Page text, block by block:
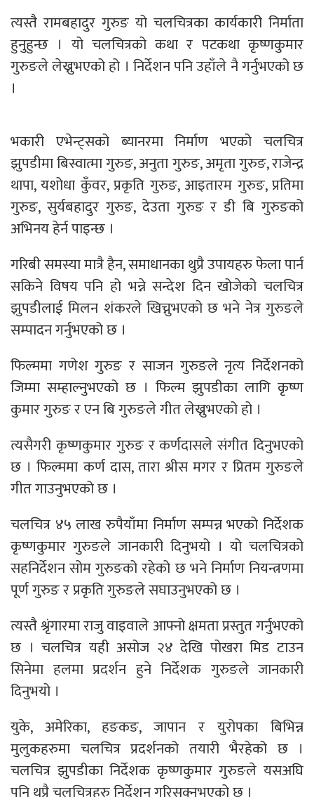
त्यस्तै रामबहादुर गुरुङ यो चलचित्रका कार्यकारी निर्माता
हुनुहुन्छ । यो चलचित्रको कथा र पटकथा कृष्णकुमार
गुरुङले लेख्नुभएको हो । निर्देशन पनि उहाँले नै गर्नुभएको छ
।
भकारी एभेन्ट्सको ब्यानरमा निर्माण भएको चलचित्र
झुपडीमा बिस्वात्मा गुरुङ, अनुता गुरुङ, अमृता गुरुङ, राजेन्द्र
थापा, यशोधा कुँवर, प्रकृति गुरुङ, आइतारम गुरुङ, प्रतिमा
गुरुङ, सुर्यबहादुर गुरुङ, देउता गुरुङ र डी बि गुरुङको
अभिनय हेर्न पाइन्छ ।
गरिबी समस्या मात्रै हैन, समाधानका थुप्रै उपायहरु फेला पार्न
सकिने विषय पनि हो भन्ने सन्देश दिन खोजेको चलचित्र
झुपडीलाई मिलन शंकरले खिच्नुभएको छ भने नेत्र गुरुङले
सम्पादन गर्नुभएको छ ।
फिल्ममा गणेश गुरुङ र साजन गुरुङले नृत्य निर्देशनको
जिम्मा सम्हाल्नुभएको छ । फिल्म झुपडीका लागि कृष्ण
कुमार गुरुङ र एन बि गुरुङले गीत लेख्नुभएको हो ।
त्यसैगरी कृष्णकुमार गुरुङ र कर्णदासले संगीत दिनुभएको
छ । फिल्ममा कर्ण दास, तारा श्रीस मगर र प्रितम गुरुङले
गीत गाउनुभएको छ ।
चलचित्र ४५ लाख रुपैयाँमा निर्माण सम्पन्न भएको निर्देशक
कृष्णकुमार गुरुङले जानकारी दिनुभयो । यो चलचित्रको
सहनिर्देशन सोम गुरुङको रहेको छ भने निर्माण नियन्त्रणमा
पूर्ण गुरुङ र प्रकृति गुरुङले सघाउनुभएको छ ।
त्यस्तै श्रृंगारमा राजु वाइवाले आफ्नो क्षमता प्रस्तुत गर्नुभएको
छ । चलचित्र यही असोज २४ देखि पोखरा मिड टाउन
सिनेमा हलमा प्रदर्शन हुने निर्देशक गुरुङले जानकारी
दिनुभयो ।
युके, अमेरिका, हङकङ, जापान र युरोपका बिभिन्न
मुलुकहरुमा चलचित्र प्रदर्शनको तयारी भैरहेको छ ।
चलचित्र झुपडीका निर्देशक कृष्णकुमार गुरुङले यसअघि